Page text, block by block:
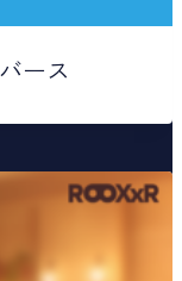
ース